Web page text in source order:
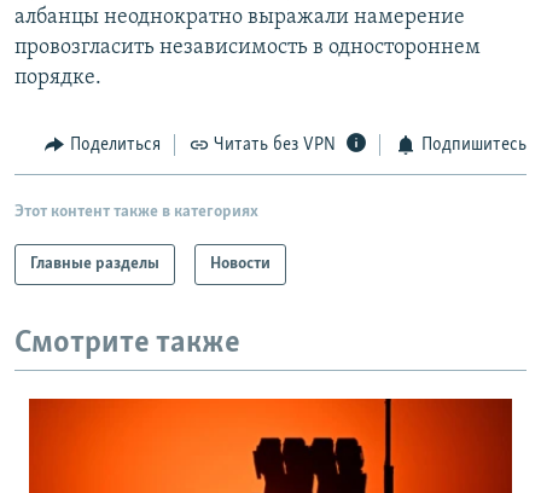
албанцы неоднократно выражали намерение
провозгласить независимость в одностороннем
порядке.
Поделиться Читать без VPN Подпишитесь
Этот контент также в категориях
Главные разделы Новости
Смотрите также